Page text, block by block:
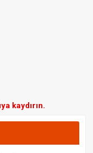
kaydırın.